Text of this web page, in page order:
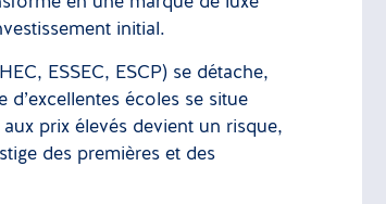
initial.
ESSEC, ESCP) se détache,
écoles se situe
prix élevés devient un risque,
des premières et des